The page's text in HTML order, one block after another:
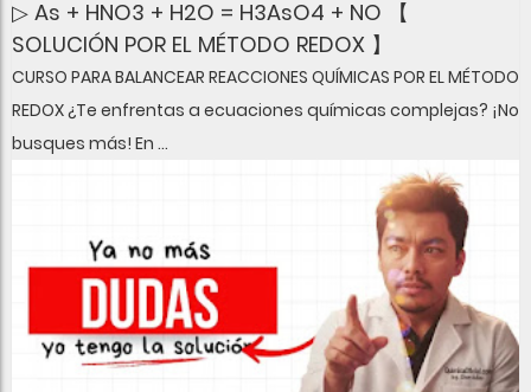
▷ As + HNO3 + H2O = H3AsO4 + NO 【
SOLUCIÓN POR EL MÉTODO REDOX 】
CURSO PARA BALANCEAR REACCIONES QUÍMICAS POR EL MÉTODO
REDOX ¿Te enfrentas a ecuaciones químicas complejas? ¡No
busques más! En ...